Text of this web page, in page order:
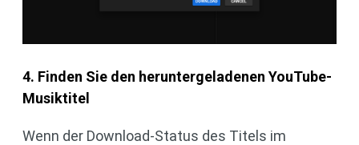
4. Finden Sie den heruntergeladenen YouTube-
Musiktitel
Wenn der Download-Status des Titels im